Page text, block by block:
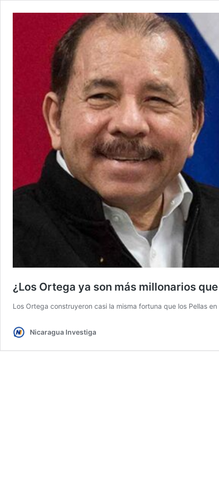
¿Los Ortega ya son más millonarios
Los Ortega construyeron casi la misma fortuna que los Pellas
Nicaragua Investiga